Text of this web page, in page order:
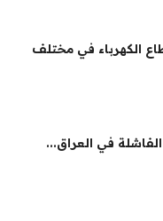
الكهرباء في مختلف
الفاشلة في العراق...